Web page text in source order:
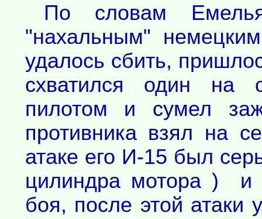
По словам
"нахальным"
удалось сбить,
схватился один на
пилотом и сумел
противника взял на
атаке его И-15 был
цилиндра мотора ) и
боя, после этой атаки